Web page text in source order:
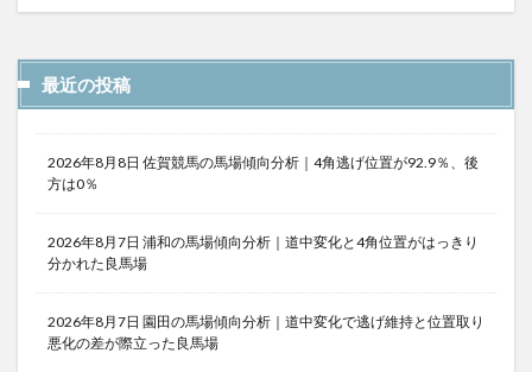
最近の投稿
2026年8月8日 佐賀競馬の馬場傾向分析｜4角逃げ位置が92.9％、後
方は0％
2026年8月7日 浦和の馬場傾向分析｜道中変化と4角位置がはっきり
分かれた良馬場
2026年8月7日 園田の馬場傾向分析｜道中変化で逃げ維持と位置取り
悪化の差が際立った良馬場